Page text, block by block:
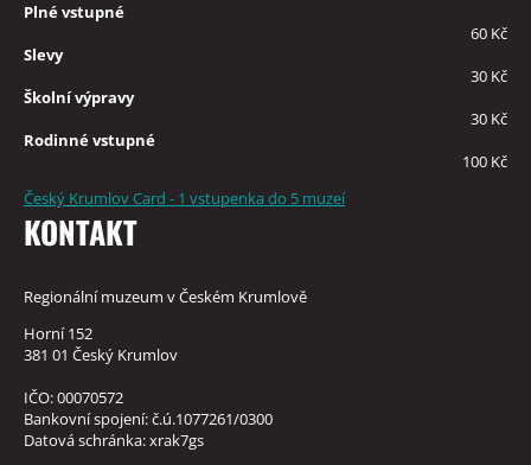
Plné vstupné
60 Kč
Slevy
30 Kč
Školní výpravy
30 Kč
Rodinné vstupné
100 Kč
Český Krumlov Card - 1 vstupenka do 5 muzeí
KONTAKT
Regionální muzeum v Českém Krumlově
Horní 152
381 01 Český Krumlov
IČO: 00070572
Bankovní spojení: č.ú.1077261/0300
Datová schránka: xrak7gs